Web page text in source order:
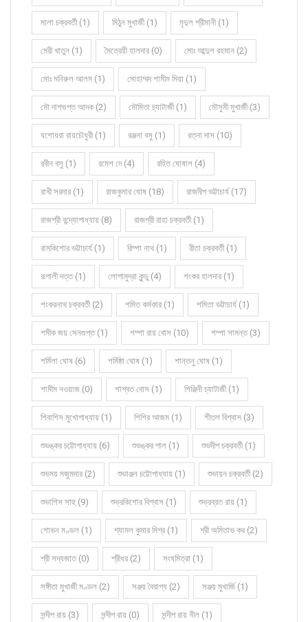
মালা চক্রবর্তী (1) মিঠুন মুখার্জী (1) মৃদুল শ্রীমানী (1)
মেরী খাতুন (1) মৈত্রেয়ী হালদার (0) মোঃ আব্দুল রহমান (2)
মোঃ মনিরুল আলম (1) মোহাম্মদ শামীম মিয়া (1)
মৌ দাশগুপ্ত আদক (2) মৌমিতা চ্যাটার্জী (1) মৌসুমী মুখার্জী (3)
যশোধরা রায়চৌধুরী (1) রঞ্জনা বসু (1) রত্না দাস (10)
রবীন বসু (1) রমেশ দে (4) রহিত ঘোষাল (4)
রাখী সরদার (1) রাজকুমার ঘোষ (18) রাজদীপ ভট্টাচার্য (17)
রাজশ্রী বন্দ্যোপাধ্যায় (8) রাজশ্রী রাহা চক্রবর্তী (1)
রামকিশোর ভট্টাচার্য (1) রিম্পা নাথ (1) রীতা চক্রবর্তী (1)
রূপালী দত্ত (1) লোপামুদ্রা কুন্ডু (4) শংকর হালদার (1)
শংকরনাথ চক্রবর্তী (2) শমিত কর্মকার (1) শমিতা ভট্টাচার্য (1)
শমীক জয় সেনগুপ্ত (1) শম্পা রায় বোস (10) শম্পা সামন্ত (3)
শর্মিলা ঘোষ (6) শর্মিষ্ঠা ঘোষ (1) শান্তনু ঘোষ (1)
শামীম নওয়াজ (0) শাশ্বত বোস (1) শিঞ্জিনী চ্যাটার্জী (1)
শিবাশিস মুখোপাধ্যায় (1) শিশির আজম (1) শীতল বিশ্বাস (3)
শুভঙ্কর চট্টোপাধ্যায় (6) শুভঙ্কর পাল (1) শুভদীপ চক্রবর্তী (1)
শুভময় মজুমদার (2) শুভাঞ্জন চট্টোপাধ্যায় (1) শুভায়ন চক্রবর্তী (2)
শুভাশিস সাহু (9) শুভ্রকিশোর বিশ্বাস (1) শুভ্রব্রত রায় (1)
শোভন মণ্ডল (1) শ্যামল কুমার মিশ্র (1) শ্রী অমিতাভ কর (2)
শ্রী সদ্যজাত (0) শ্রীধর (2) সংঘমিত্রা (1)
সঙ্গীতা মুখার্জী মণ্ডল (2) সঞ্জয় বৈরাগ্য (2) সঞ্জয় মুখার্জি (1)
সন্দীপ রায় (3) সন্দীপ রায় (0) সন্দীপ রায় নীল (1)